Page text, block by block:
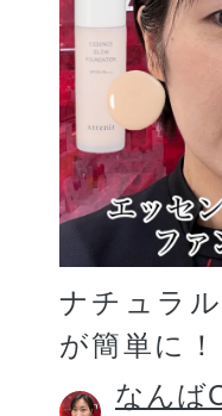
ご利用
よくある
ナチュラ
が簡単に！
なんば